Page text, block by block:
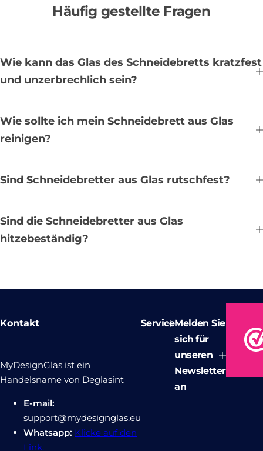
Häufig gestellte Fragen
Wie kann das Glas des Schneidebretts kratzfest
und unzerbrechlich sein?
Wie sollte ich mein Schneidebrett aus Glas
reinigen?
Sind Schneidebretter aus Glas rutschfest?
Sind die Schneidebretter aus Glas
hitzebeständig?
Kontakt
MyDesignGlas ist ein
Handelsname von Deglasint
E-mail:
support@mydesignglas.eu
Whatsapp: Klicke auf den
Link.
ServiceMelden Sie
sich für
unseren
Newsletter
an